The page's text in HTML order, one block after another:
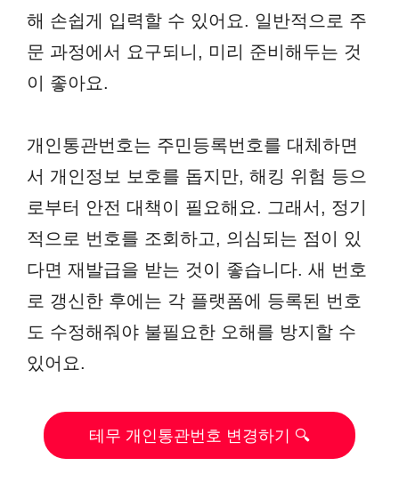
해 손쉽게 입력할 수 있어요. 일반적으로 주
문 과정에서 요구되니, 미리 준비해두는 것
이 좋아요.
개인통관번호는 주민등록번호를 대체하면
서 개인정보 보호를 돕지만, 해킹 위험 등으
로부터 안전 대책이 필요해요. 그래서, 정기
적으로 번호를 조회하고, 의심되는 점이 있
다면 재발급을 받는 것이 좋습니다. 새 번호
로 갱신한 후에는 각 플랫폼에 등록된 번호
도 수정해줘야 불필요한 오해를 방지할 수
있어요.
테무 개인통관번호 변경하기 🔍